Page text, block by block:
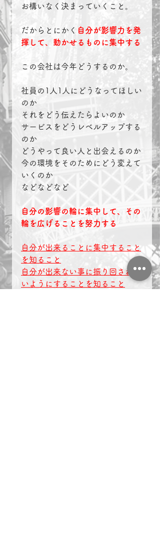
お構いなく決まっていくこと。
だからとにかく 自分が影響力を発
揮して、動かせるものに集中する
この会社は今年どうするのか。
社員の1人1人にどうなってほしい
のか
それをどう伝えたらよいのか
サービスをどうレベルアップする
のか
どうやって良い人と出会えるのか
今の環境をそのためにどう変えて
いくのか
などなどなど
自分の影響の輪に集中して、その
輪を広げることを努力する
自分が出来ることに集中すること
を知ること
自分が出来ない事に振り回されな
いようにすることを知ること